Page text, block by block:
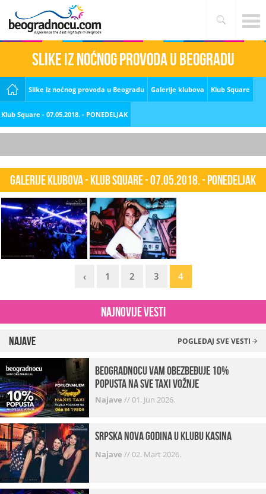
Slike iz noćnog provoda u Beogradu
Slike iz noćnog provoda u Beogradu Galerije klubova Klub Square
Klub Square - 07.05.2018. - PONEDELJAK
Galerije klubova - Klub Square - 07.05.2018. - PONEDELJAK
‹ 1 2 3 4
Najnovije vesti
Najave POGLEDAJ SVE VESTI
beogradnocu vam obezbeđuje 10%
popusta na sve taxi vožnje
Najave //01. Jun 2026.
Srpska Nova godina u klubu Kasina
Najave //02. Mart 2026.